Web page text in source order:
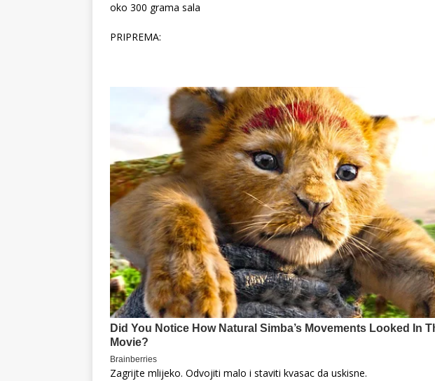
oko 300 grama sala
PRIPREMA:
Zagrijte mlijeko. Odvojiti malo i staviti kvasac da uskisne.